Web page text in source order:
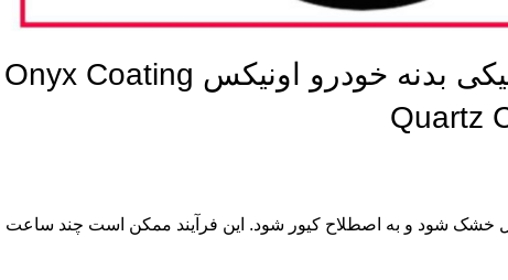
پوشش نانو سرامیکی بدنه خودرو اونیکس Onyx Coating
Quartz
خشک شود و به اصطلاح کیور شود. این فرآیند ممکن است چند ساعت